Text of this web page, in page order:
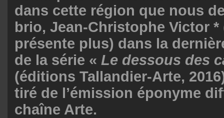
dans cette région que nous
brio, Jean-Christophe Victor *
présente plus) dans la
de la série « Le dessous des
(éditions Tallandier-Arte,
tiré de l’émission éponyme
chaîne Arte.